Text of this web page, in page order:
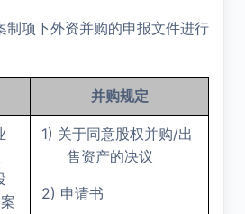
制项下外资并购的申报文件进行
并购规定
1) 关于同意股权并购/出
售资产的决议
2) 申请书